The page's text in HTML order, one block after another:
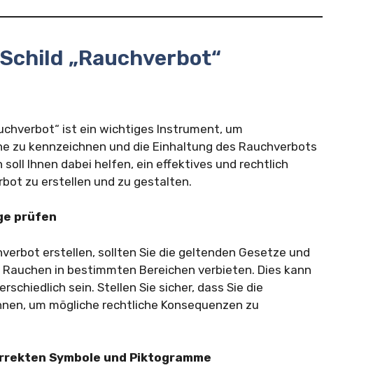
„Rauchverbot“
ist ein wichtiges Instrument, um
zu kennzeichnen und die Einhaltung des Rauchverbots
Ihnen dabei helfen, ein effektives und rechtlich
zu erstellen und zu gestalten.
prüfen
erstellen, sollten Sie die geltenden Gesetze und
in bestimmten Bereichen verbieten. Dies kann
sein. Stellen Sie sicher, dass Sie die
um mögliche rechtliche Konsequenzen zu
Symbole und Piktogramme